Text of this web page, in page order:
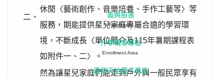
二、
休閒〈藝術創作、音樂培養、手作工藝等〉等
服務，期能提供星兒家庭專屬合適的學習環
境，不斷成長〈單位簡介及115年暑期課程表
如附件一、二〉。
然為讓星兒家庭們能走到戶外與一般民眾享有
義興臉書
Facebook
升學輔導專區
Enrollment Area
義興天地電子專區